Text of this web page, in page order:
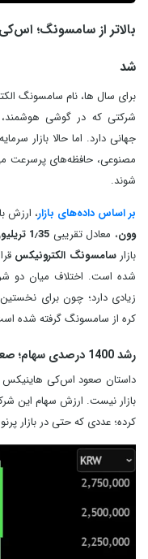
بالاتر از سامسونگ؛
شد
برای سال‌ ها، نام سامسونگ
شرکتی که در گوشی هوشمند،
جهانی دارد. اما حالا بازار
مصنوعی، حافظه‌های پرسرعت
شوند.
بر اساس داده‌های بازار، ارزش
وون، معادل تقریبی 1٫35 تریلیون دلار
بازارسامسونگ الکترونیکس
شده است. اختلاف میان دو
کره از سامسونگ گرفته شده
رشد 1400 درصدی سهام؛ صعودی که با هوش مصنوعی ساخته شد
داستان صعود اس‌کی
بازار نیست. ارزش سهام این
کرده؛ عددی که حتی در بازار